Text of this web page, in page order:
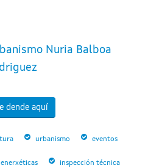
Nuria Balboa
dende aquí
urbanismo eventos
inspección técnica